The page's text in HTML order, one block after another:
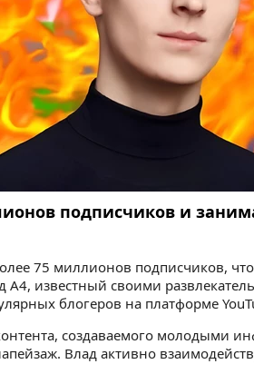
подписчиков и
75 миллионов подписчиков,
А4, известный своими
блогеров на платформе
создаваемого молодыми
Влад активно